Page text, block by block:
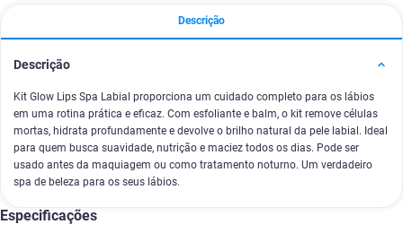
Descrição
Descrição
Kit Glow Lips Spa Labial proporciona um cuidado completo para os lábios
em uma rotina prática e eficaz. Com esfoliante e balm, o kit remove células
mortas, hidrata profundamente e devolve o brilho natural da pele labial. Ideal
para quem busca suavidade, nutrição e maciez todos os dias. Pode ser
usado antes da maquiagem ou como tratamento noturno. Um verdadeiro
spa de beleza para os seus lábios.
Especificações